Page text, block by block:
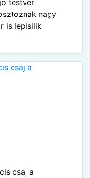
testvér
nagy
is lepisilik
csaj a